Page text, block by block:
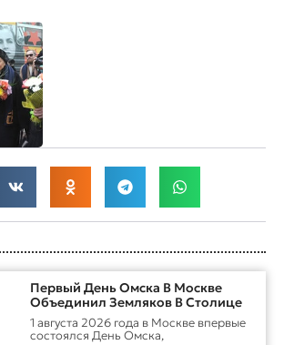
Первый День Омска В Москве
Объединил Земляков В Столице
1 августа 2026 года в Москве впервые
состоялся День Омска,